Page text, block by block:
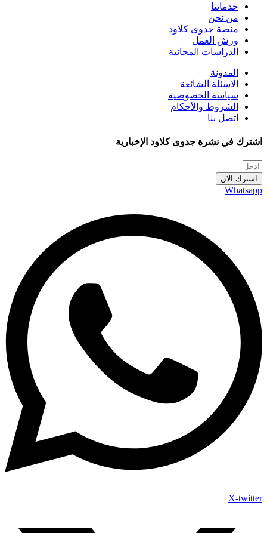
خدماتنا
من نحن
منصة جدوى كلاود
ورش العمل
الدراسات المجانية
المدونة
الاسئلة الشائعة
سياسة الخصوصية
الشروط والأحكام
اتصل بنا
اشترك في نشرة جدوى كلاود الإخبارية
اشترك الآن
Whatsapp
X-twitter